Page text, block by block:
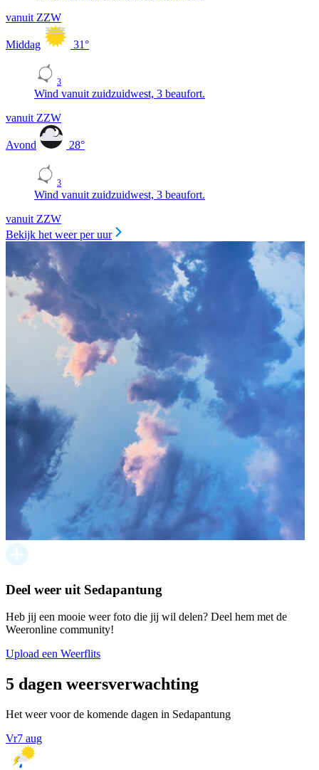
vanuit ZZW
Middag 31°
3
Wind vanuit zuidzuidwest, 3 beaufort.
vanuit ZZW
Avond 28°
3
Wind vanuit zuidzuidwest, 3 beaufort.
vanuit ZZW
Bekijk het weer per uur
Deel weer uit Sedapantung
Heb jij een mooie weer foto die jij wil delen? Deel hem met de
Weeronline community!
Upload een Weerflits
5 dagen weersverwachting
Het weer voor de komende dagen in Sedapantung
Vr7 aug